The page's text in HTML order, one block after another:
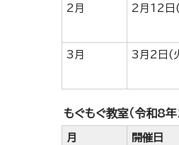
2月 2月12日
3月 3月2日(
もぐもぐ教室（令和8
月 開催日